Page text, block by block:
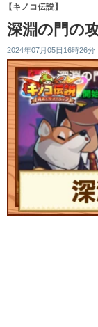
【キノコ伝説】
深淵の門の
2024年07月05日16時26分